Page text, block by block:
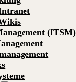
(ITSM)